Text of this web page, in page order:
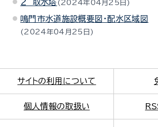
２ 取水塔 2024年04月25日
鳴門市水道施設概要図・配水区域図
2024年04月25日
サイトの利用について
個人情報の取扱い